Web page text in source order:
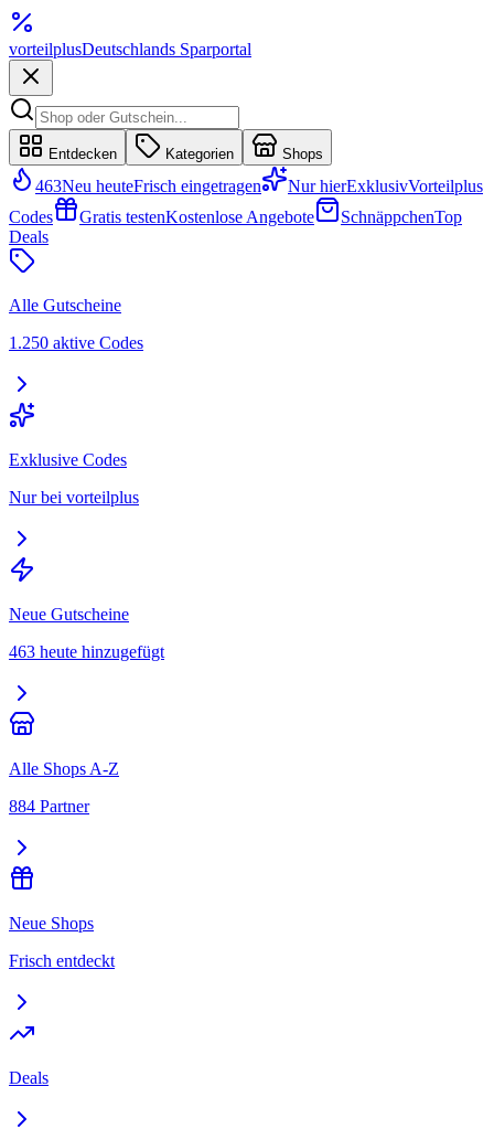
vorteilplusDeutschlands Sparportal
Entdecken Kategorien Shops
463Neu heuteFrisch eingetragen Nur hierExklusivVorteilplus
Codes
Gratis testenKostenlose Angebote SchnäppchenTop
Deals
Alle Gutscheine
1.250 aktive Codes
Exklusive Codes
Nur bei vorteilplus
Neue Gutscheine
463 heute hinzugefügt
Alle Shops A-Z
884 Partner
Neue Shops
Frisch entdeckt
Deals